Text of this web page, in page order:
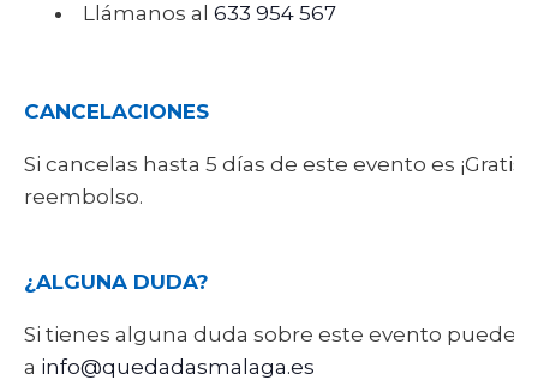
Llámanos al 633 954 567
CANCELACIONES
Si cancelas hasta 5 días de este evento es
reembolso.
¿ALGUNA DUDA?
Si tienes alguna duda sobre este evento
a info@quedadasmalaga.es